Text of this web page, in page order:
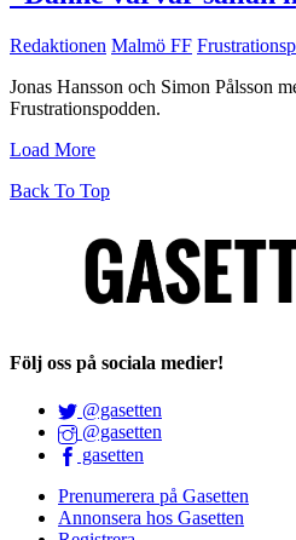
Redaktionen Malmö FF
Jonas Hansson och Simon Pålsson
Frustrationspodden.
Load More
Back To Top
Följ oss på sociala medier!
@gasetten
@gasetten
gasetten
Prenumerera på Gasetten
Annonsera hos Gasetten